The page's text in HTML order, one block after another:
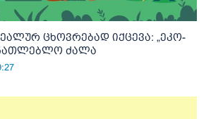
ცხოვრებად იქცევა: „ეკო-
ძალა